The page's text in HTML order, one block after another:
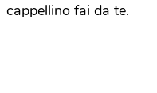
cappellino fai da te.